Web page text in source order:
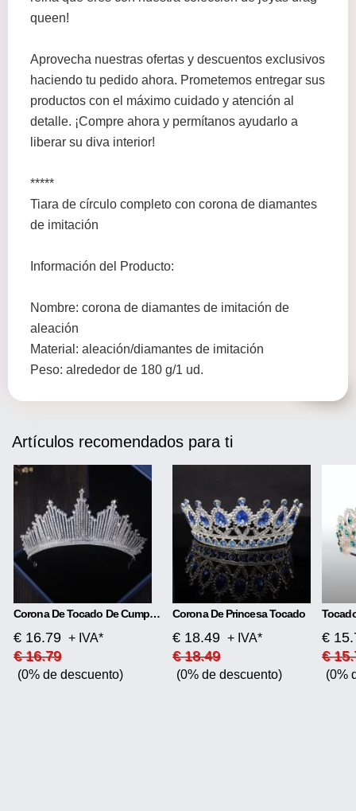
queen!
Aprovecha nuestras ofertas y descuentos exclusivos
haciendo tu pedido ahora. Prometemos entregar sus
productos con el máximo cuidado y atención al
detalle. ¡Compre ahora y permítanos ayudarlo a
liberar su diva interior!
*****
Tiara de círculo completo con corona de diamantes
de imitación
Información del Producto:
Nombre: corona de diamantes de imitación de
aleación
Material: aleación/diamantes de imitación
Peso: alrededor de 180 g/1 ud.
Artículos recomendados para ti
Corona De Tocado De Cumpleaños
€ 16.79 + IVA*
€ 16.79
(0% de descuento)
Corona De Princesa Tocado
€ 18.49 + IVA*
€ 18.49
(0% de descuento)
€
€
(0%